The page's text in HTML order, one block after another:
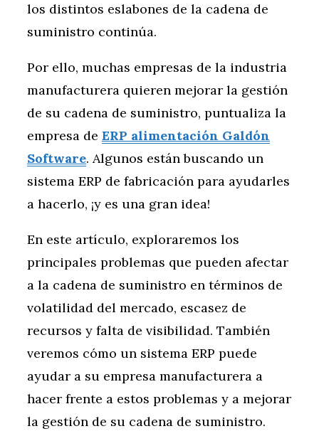
los distintos eslabones de la cadena de
suministro continúa.
Por ello, muchas empresas de la industria
manufacturera quieren mejorar la gestión
de su cadena de suministro, puntualiza la
empresa de ERP alimentación Galdón
Software. Algunos están buscando un
sistema ERP de fabricación para ayudarles
a hacerlo, ¡y es una gran idea!
En este artículo, exploraremos los
principales problemas que pueden afectar
a la cadena de suministro en términos de
volatilidad del mercado, escasez de
recursos y falta de visibilidad. También
veremos cómo un sistema ERP puede
ayudar a su empresa manufacturera a
hacer frente a estos problemas y a mejorar
la gestión de su cadena de suministro.